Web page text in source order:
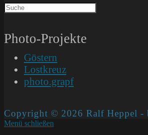
Photo-Projekte
Göstern
Lostkreuz
photo.grapf
Copyright © 2026 Ralf Heppel -
Menü schließen